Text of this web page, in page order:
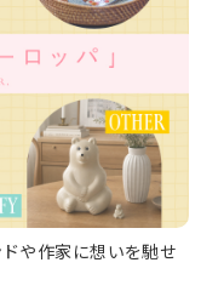
や作家に想いを馳せ